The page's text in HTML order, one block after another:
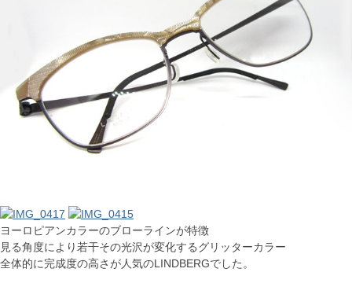
ヨーロピアンカラーのブローラインが特徴
見る角度により若干その光沢が変化するグリッターカラー
全体的に完成度の高さが人気のLINDBERGでした。